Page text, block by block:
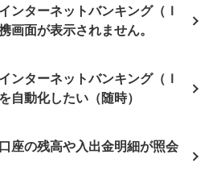
ンターネットバンキング（Ｉ
画面が表示されません。
ンターネットバンキング（Ｉ
自動化したい（随時）
座の残高や入出金明細が照会